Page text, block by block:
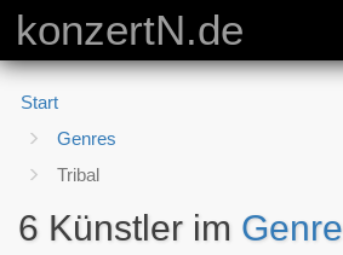
konzertN.de
Start
Genres
Tribal
6 Künstler im Genre